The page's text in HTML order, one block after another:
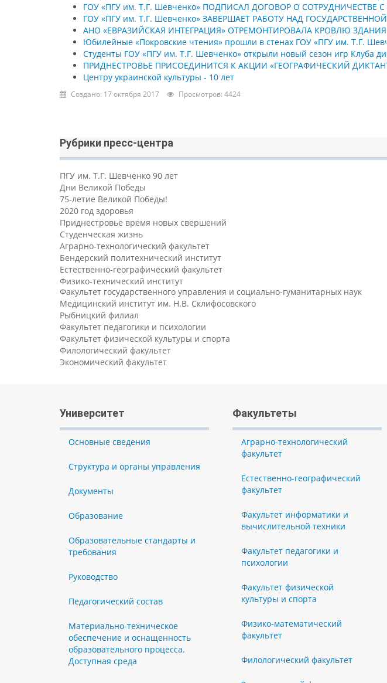
ГОУ «ПГУ им. Т.Г. Шевченко» ПОДПИСАЛ ДОГОВОР О
ГОУ «ПГУ им. Т.Г. Шевченко» ЗАВЕРШАЕТ РАБОТУ НАД
АНО «ЕВРАЗИЙСКАЯ ИНТЕГРАЦИЯ» ОТРЕМОНТИРОВАЛА КРОВЛЮ ЗДАНИЯ
Юбилейные «Покровские чтения» прошли в стенах ГОУ «ПГУ им. Т.Г.
Студенты ГОУ «ПГУ им. Т.Г. Шевченко» открыли новый сезон игр Клуба
ПРИДНЕСТРОВЬЕ ПРИСОЕДИНИТСЯ К АКЦИИ «ГЕОГРАФИЧЕСКИЙ
Центру украинской культуры - 10 лет
Создано: 17 октября 2017 Просмотров: 4424
Рубрики пресс-центра
ПГУ им. Т.Г. Шевченко 90 лет
Дни Великой Победы
75-летие Великой Победы!
2020 год здоровья
Приднестровье время новых свершений
Студенческая жизнь
Аграрно-технологический факультет
Бендерский политехнический институт
Естественно-географический факультет
Физико-технический институт
Факультет государственного управления и социально-гуманитарных наук
Медицинский институт им. Н.В. Склифосовского
Рыбницкий филиал
Факультет педагогики и психологии
Факультет физической культуры и спорта
Филологический факультет
Экономический факультет
Университет
Основные сведения
Структура и органы управления
Документы
Образование
Образовательные стандарты и
требования
Руководство
Педагогический состав
Материально-техническое
обеспечение и оснащенность
образовательного процесса.
Доступная среда
Факультеты
Аграрно-технологический
факультет
Естественно-географический
факультет
Факультет информатики и
вычислительной техники
Факультет педагогики и
психологии
Факультет физической
культуры и спорта
Физико-математический
факультет
Филологический факультет